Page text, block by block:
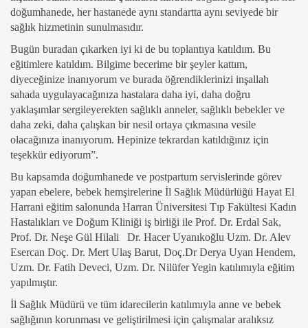
doğumhanede, her hastanede aynı standartta aynı seviyede bir
sağlık hizmetinin sunulmasıdır.
Bugün buradan çıkarken iyi ki de bu toplantıya katıldım. Bu
eğitimlere katıldım. Bilgime becerime bir şeyler kattım,
diyeceğinize inanıyorum ve burada öğrendiklerinizi inşallah
sahada uygulayacağınıza hastalara daha iyi, daha doğru
yaklaşımlar sergileyerekten sağlıklı anneler, sağlıklı bebekler ve
daha zeki, daha çalışkan bir nesil ortaya çıkmasına vesile
olacağınıza inanıyorum. Hepinize tekrardan katıldığınız için
teşekkür ediyorum”.
Bu kapsamda doğumhanede ve postpartum servislerinde görev
yapan ebelere, bebek hemşirelerine İl Sağlık Müdürlüğü Hayat El
Harrani eğitim salonunda Harran Üniversitesi Tıp Fakültesi Kadın
Hastalıkları ve Doğum Kliniği iş birliği ile Prof. Dr. Erdal Sak,
Prof. Dr. Neşe Gül Hilali Dr. Hacer Uyanıkoğlu Uzm. Dr. Alev
Esercan Doç. Dr. Mert Ulaş Barut, Doç.Dr Derya Uyan Hendem,
Uzm. Dr. Fatih Deveci, Uzm. Dr. Nilüfer Yegin katılımıyla eğitim
yapılmıştır.
İl Sağlık Müdürü ve tüm idarecilerin katılımıyla anne ve bebek
sağlığının korunması ve geliştirilmesi için çalışmalar aralıksız